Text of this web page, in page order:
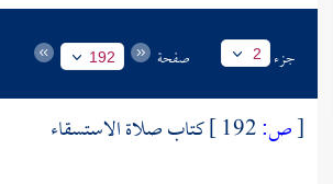
جزء 2 صفحة 192
[ص:
كتاب صلاة الاستسقاء